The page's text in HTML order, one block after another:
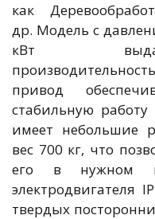
как
др. Модель с
кВт
привод
стабильную работу
имеет небольшие
вес 700 кг, что
его в нужном
электродвигателя
твердых